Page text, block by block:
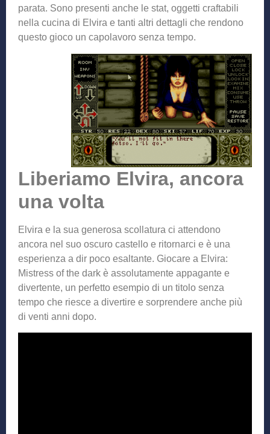
parata. Sono presenti anche le stat, oggetti craftabili
nella cucina di Elvira e tanti altri dettagli che rendono
questo gioco un capolavoro senza tempo.
Liberiamo Elvira, ancora
una volta
Elvira e la sua generosa scollatura ci attendono
ancora nel suo oscuro castello e ritornarci e è una
esperienza a dir poco esaltante. Giocare a Elvira:
Mistress of the dark è assolutamente appagante e
divertente, un perfetto esempio di un titolo senza
tempo che riesce a divertire e sorprendere anche più
di venti anni dopo.